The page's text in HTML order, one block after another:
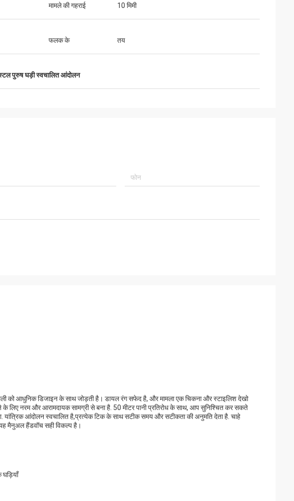
मामले की गहराई 10 मिमी
फलक के तय
पुरुष घड़ी स्वचालित आंदोलन
को आधुनिक डिजाइन के साथ जोड़ती है। डायल रंग सफेद है, और मामला एक चिकना और स्टाइलिश देखो
नरम और आरामदायक सामग्री से बना है. 50 मीटर पानी प्रतिरोध के साथ, आप सुनिश्चित कर सकते
यांत्रिक आंदोलन स्वचालित है,प्रत्येक टिक के साथ सटीक समय और सटीकता की अनुमति देता है. चाहे
मैनुअल हैंडवॉच सही विकल्प है।
घड़ियाँ